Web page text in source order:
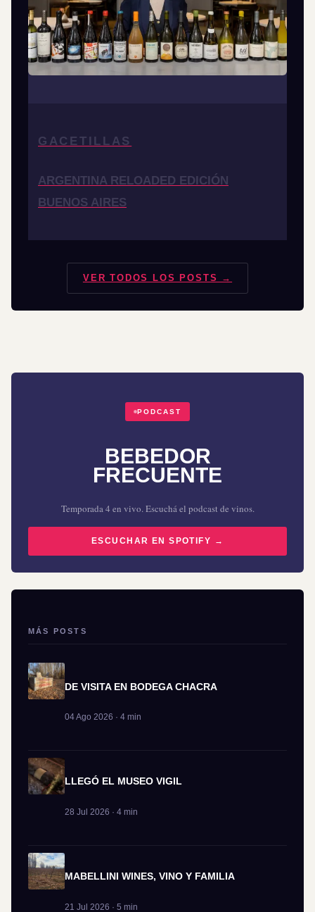
GACETILLAS
ARGENTINA RELOADED EDICIÓN
BUENOS AIRES
VER TODOS LOS POSTS →
PODCAST
BEBEDOR
FRECUENTE
Temporada 4 en vivo. Escuchá el podcast de vinos.
ESCUCHAR EN SPOTIFY →
MÁS POSTS
DE VISITA EN BODEGA CHACRA
04 Ago 2026 · 4 min
LLEGÓ EL MUSEO VIGIL
28 Jul 2026 · 4 min
MABELLINI WINES, VINO Y FAMILIA
21 Jul 2026 · 5 min